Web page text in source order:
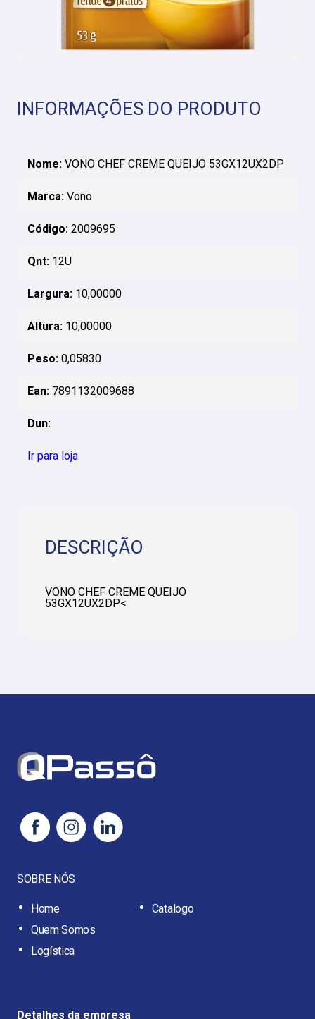
INFORMAÇÕES DO PRODUTO
Nome: VONO CHEF CREME QUEIJO 53GX12UX2DP
Marca: Vono
Código: 2009695
Qnt: 12U
Largura: 10,00000
Altura: 10,00000
Peso: 0,05830
Ean: 7891132009688
Dun:
Ir para loja
DESCRIÇÃO
VONO CHEF CREME QUEIJO
53GX12UX2DP<
SOBRE NÓS
Home
Quem Somos
Logística
Catalogo
Detalhes da empresa